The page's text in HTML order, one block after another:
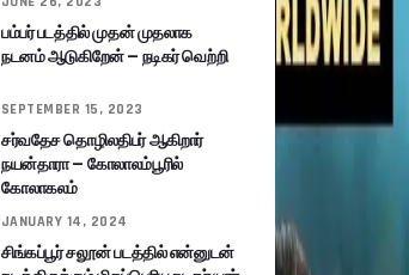
பம்பர் படத்தில் முதன் முதலாக
நடனம் ஆடுகிறேன் – நடிகர் வெற்றி
SEPTEMBER 15, 2023
சர்வதேச தொழிலதிபர் ஆகிறார்
நயன்தாரா – கோலாலம்பூரில்
கோலாகலம்
JANUARY 14, 2024
சிங்கப்பூர் சலூன் படத்தில் என்னுடன்